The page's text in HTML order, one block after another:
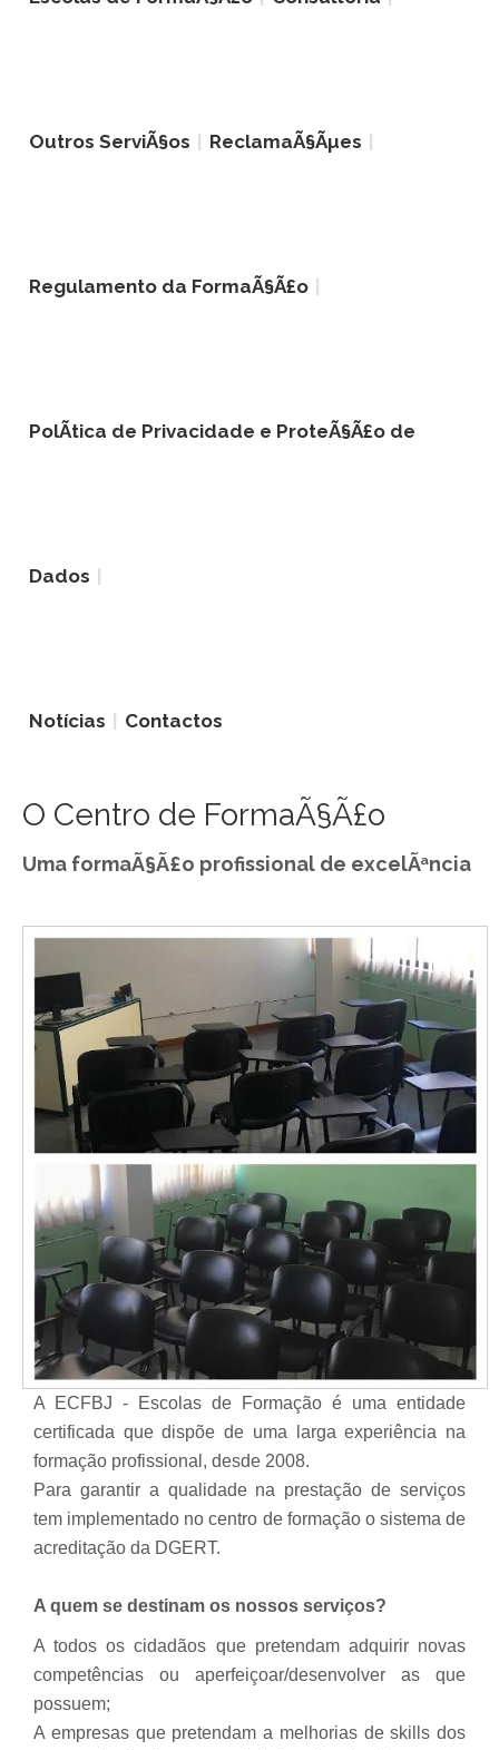
Outros ServiÃ§os ReclamaÃ§Ãµes
Regulamento da FormaÃ§Ã£o
PolÃ­tica de Privacidade e ProteÃ§Ã£o de
Dados
Notícias Contactos
O Centro de FormaÃ§Ã£o
Uma formaÃ§Ã£o profissional de excelÃªncia
A ECFBJ - Escolas de Formação é uma entidade
certificada que dispõe de uma larga experiência na
formação profissional, desde 2008.
Para garantir a qualidade na prestação de serviços
tem implementado no centro de formação o sistema de
acreditação da DGERT.
A quem se destinam os nossos serviços?
A todos os cidadãos que pretendam adquirir novas
competências ou aperfeiçoar/desenvolver as que
possuem;
A empresas que pretendam a melhorias deskills dos